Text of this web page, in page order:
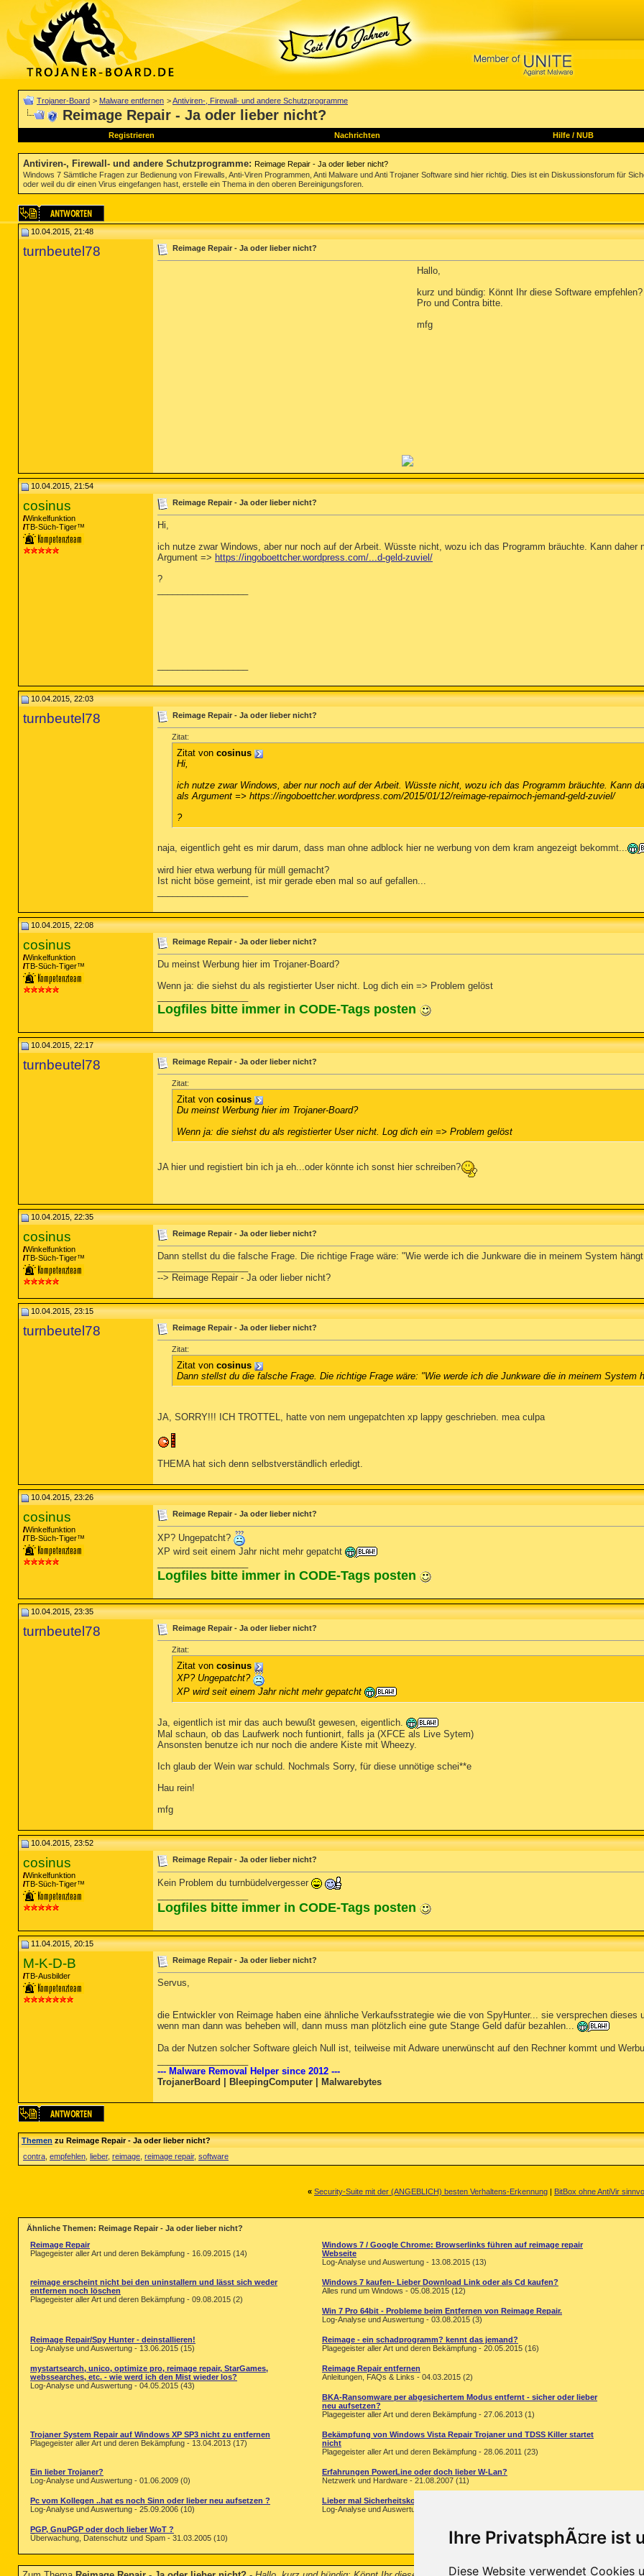
Ihre PrivatsphÃ¤re ist
Diese Website verwendet Cookies
Trojaner-Board > Malware entfernen >Antiviren-, Firewall- und andere Schutzprogramme
Reimage Repair - Ja oder lieber nicht?
Registrieren Nachrichten Hilfe/ NUB
Antiviren-, Firewall- und andere Schutzprogramme: Reimage Repair - Ja oder lieber nicht?
Windows 7 Sämtliche Fragen zur Bedienung von Firewalls, Anti-Viren Programmen, Anti Malware und Anti Trojaner Software sind hier richtig. Dies ist ein Diskussionsforum für
oder weil du dir einen Virus eingefangen hast, erstelle ein Thema in den oberen Bereinigungsforen.
10.04.2015, 21:48
turnbeutel78 Reimage Repair - Ja oder lieber nicht?
Hallo,
kurz und bündig: Könnt Ihr diese Software empfehlen?
Pro und Contra bitte.
mfg
10.04.2015, 21:54
cosinus
Winkelfunktion
TB-Süch-Tiger™
Reimage Repair - Ja oder lieber nicht?
Hi,
ich nutze zwar Windows, aber nur noch auf der Arbeit. Wüsste nicht, wozu ich das Programm bräuchte. Kann
Argument => https://ingoboettcher.wordpress.com/...d-geld-zuviel/
?
10.04.2015, 22:03
turnbeutel78 Reimage Repair - Ja oder lieber nicht?
Zitat:
Zitat von cosinus
Hi,
ich nutze zwar Windows, aber nur noch auf der Arbeit. Wüsste nicht, wozu ich das Programm bräuchte. Kann
als Argument => https://ingoboettcher.wordpress.com/2015/01/12/reimage-repairnoch-jemand-geld-zuviel/
?
naja, eigentlich geht es mir darum, dass man ohne adblock hier ne werbung von dem kram angezeigt bekommt...
wird hier etwa werbung für müll gemacht?
Ist nicht böse gemeint, ist mir gerade eben mal so auf gefallen...
10.04.2015, 22:08
cosinus
Winkelfunktion
TB-Süch-Tiger™
Reimage Repair - Ja oder lieber nicht?
Du meinst Werbung hier im Trojaner-Board?
Wenn ja: die siehst du als registierter User nicht. Log dich ein => Problem gelöst
Logfiles bitte immer in CODE-Tags posten
10.04.2015, 22:17
turnbeutel78 Reimage Repair - Ja oder lieber nicht?
Zitat:
Zitat von cosinus
Du meinst Werbung hier im Trojaner-Board?
Wenn ja: die siehst du als registierter User nicht. Log dich ein => Problem gelöst
JA hier und registiert bin ich ja eh...oder könnte ich sonst hier schreiben?
10.04.2015, 22:35
cosinus
Winkelfunktion
TB-Süch-Tiger™
Reimage Repair - Ja oder lieber nicht?
Dann stellst du die falsche Frage. Die richtige Frage wäre: "Wie werde ich die Junkware die in meinem System
--> Reimage Repair - Ja oder lieber nicht?
10.04.2015, 23:15
turnbeutel78 Reimage Repair - Ja oder lieber nicht?
Zitat:
Zitat von cosinus
Dann stellst du die falsche Frage. Die richtige Frage wäre: "Wie werde ich die Junkware die in meinem System
JA, SORRY!!! ICH TROTTEL, hatte von nem ungepatchten xp lappy geschrieben. mea culpa
THEMA hat sich denn selbstverständlich erledigt.
10.04.2015, 23:26
cosinus
Winkelfunktion
TB-Süch-Tiger™
Reimage Repair - Ja oder lieber nicht?
XP? Ungepatcht?
XP wird seit einem Jahr nicht mehr gepatcht
Logfiles bitte immer in CODE-Tags posten
10.04.2015, 23:35
turnbeutel78 Reimage Repair - Ja oder lieber nicht?
Zitat:
Zitat von cosinus
XP? Ungepatcht?
XP wird seit einem Jahr nicht mehr gepatcht
Ja, eigentlich ist mir das auch bewußt gewesen, eigentlich.
Mal schaun, ob das Laufwerk noch funtionirt, falls ja (XFCE als Live Sytem)
Ansonsten benutze ich nur noch die andere Kiste mit Wheezy.
Ich glaub der Wein war schuld. Nochmals Sorry, für diese unnötige schei**e
Hau rein!
mfg
10.04.2015, 23:52
cosinus
Winkelfunktion
TB-Süch-Tiger™
Reimage Repair - Ja oder lieber nicht?
Kein Problem du turnbüdelvergesser
Logfiles bitte immer in CODE-Tags posten
11.04.2015, 20:15
M-K-D-B
TB-Ausbilder
Reimage Repair - Ja oder lieber nicht?
Servus,
die Entwickler von Reimage haben eine ähnliche Verkaufsstrategie wie die von SpyHunter... sie versprechen
wenn man dann was beheben will, dann muss man plötzlich eine gute Stange Geld dafür bezahlen...
Da der Nutzen solcher Software gleich Null ist, teilweise mit Adware unerwünscht auf den Rechner kommt und
--- Malware Removal Helper since 2012 ---
TrojanerBoard | BleepingComputer | Malwarebytes
Themenzu Reimage Repair - Ja oder lieber nicht?
contra empfehlen lieber, reimage reimage repair, software
« Security-Suite mit der (ANGEBLICH) besten Verhaltens-Erkennung | BitBox ohne AntiVir
Ähnliche Themen: Reimage Repair - Ja oder lieber nicht?
Reimage Repair
Plagegeister aller Art und deren Bekämpfung - 16.09.2015 (14)
Windows 7 / Google Chrome: Browserlinks führen auf reimage repair
Webseite
Log-Analyse und Auswertung - 13.08.2015 (13)
reimage erscheint nicht bei den uninstallern und lässt sich weder
entfernen noch löschen
Plagegeister aller Art und deren Bekämpfung - 09.08.2015 (2)
Windows 7 kaufen- Lieber Download Link oder als Cd kaufen?
Alles rund um Windows - 05.08.2015 (12)
Win 7 Pro 64bit - Probleme beim Entfernen von Reimage Repair.
Log-Analyse und Auswertung - 03.08.2015 (3)
Reimage Repair/Spy Hunter - deinstallieren!
Log-Analyse und Auswertung - 13.06.2015 (15)
Reimage - ein schadprogramm? kennt das jemand?
Plagegeister aller Art und deren Bekämpfung - 20.05.2015 (16)
mystartsearch, unico, optimize pro, reimage repair, StarGames,
webssearches, etc. - wie werd ich den Mist wieder los?
Log-Analyse und Auswertung - 04.05.2015 (43)
Reimage Repair entfernen
Anleitungen, FAQs & Links - 04.03.2015 (2)
BKA-Ransomware per abgesichertem Modus entfernt - sicher oder lieber
neu aufsetzen?
Plagegeister aller Art und deren Bekämpfung - 27.06.2013 (1)
Trojaner System Repair auf Windows XP SP3 nicht zu entfernen
Plagegeister aller Art und deren Bekämpfung - 13.04.2013 (17)
Bekämpfung von Windows Vista Repair Trojaner und TDSS Killer startet
nicht
Plagegeister aller Art und deren Bekämpfung - 28.06.2011 (23)
Ein lieber Trojaner?
Log-Analyse und Auswertung - 01.06.2009 (0)
Erfahrungen PowerLine oder doch lieber W-Lan?
Netzwerk und Hardware - 21.08.2007 (11)
Pc vom Kollegen ..hat es noch Sinn oder lieber neu aufsetzen ?
Log-Analyse und Auswertung - 25.09.2006 (10)
Lieber mal Sicherheitskontrolle ...
Log-Analyse und Auswertung - 14.10.2005 (1)
PGP, GnuPGP oder doch lieber WoT ?
Überwachung, Datenschutz und Spam - 31.03.2005 (10)